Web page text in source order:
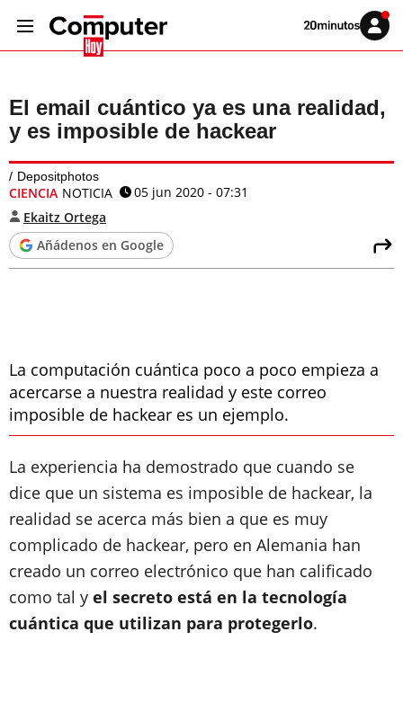
Volver
Iniciar
sesión
El email cuántico ya es una realidad,
y es imposible de hackear
Depositphotos
CIENCIA NOTICIA
05 jun 2020 - 07:31
Ekaitz Ortega
Añádenos en Google
La computación cuántica poco a poco empieza a
acercarse a nuestra realidad y este correo
imposible de hackear es un ejemplo.
La experiencia ha demostrado que cuando se
dice que un sistema es imposible de hackear, la
realidad se acerca más bien a que es muy
complicado de hackear, pero en Alemania han
creado un correo electrónico que han calificado
como tal y el secreto está en la tecnología
cuántica que utilizan para protegerlo.